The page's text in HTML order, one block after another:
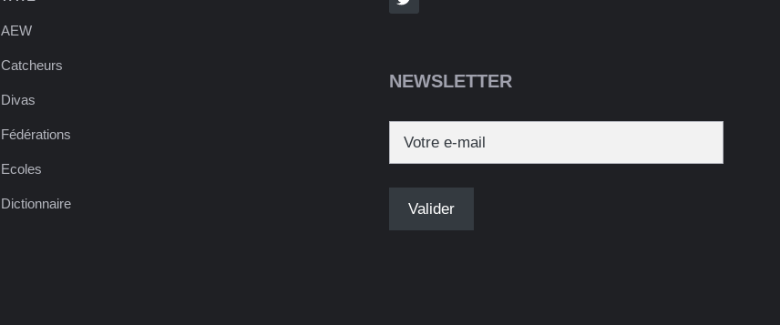
AEW
Catcheurs
Divas
Fédérations
Ecoles
Dictionnaire
NEWSLETTER